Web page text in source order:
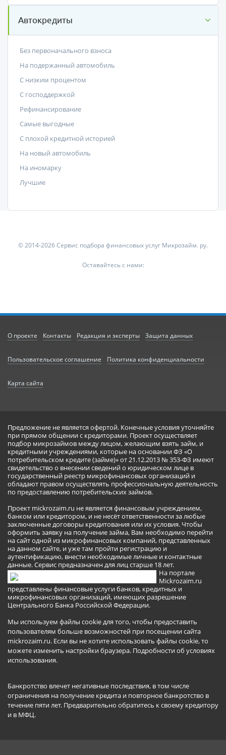
Автокредиты
Без первоначального взноса
На подержанный автомобиль
С низким процентом
C господдержкой
Рефинансирование
Самые выгодные
С плохой кредитной историей
На новый автомобиль
На иномарку
Лучшие
© 2014-2026 Сервис подбора финансовых услуг Микрозайм. ру.
Оставайтесь с нами:
О проекте Контакты Редакция и эксперты Защита данных
Пользовательское соглашение Политика конфиденциальности
Карта сайта
Предложение не является офертой. Конечные условия уточняйте
при прямом общении с кредиторами. Проект осуществляет
подбор микрозаймов между лицом, желающим взять займ, и
кредитными учреждениями, которые на основании ФЗ «О
потребительском кредите (займе)» от 21.12.2013 № 353-ФЗ имеют
свидетельство о внесении сведений о юридическом лице в
государственный реестр микрофинансовых организаций и
обладают правом осуществлять профессиональную деятельность
по предоставлению потребительских займов.
Проект mickrozaim.ru не является финансовым учреждением,
банком или кредитором, и не несёт ответственности за любые
заключенные договоры кредитования или их условия. Чтобы
оформить заявку на получение займа, Вам необходимо перейти
на сайт одной из микрофинансовых компаний, представленных
на данном сайте, и уже там пройти регистрацию и
аутентификацию, внести необходимые личные и контактные
данные. Сервис предназначен для лиц старше 18 лет.
На портале
Mickrozaim.ru
представлены финансовые услуги банков, кредитных и
микрофинансовых организаций, имеющих разрешение
Центрального Банка Российской Федерации.
Мы используем файлы cookie для того, чтобы предоставить
пользователям больше возможностей при посещении сайта
mickrozaim.ru. Если вы не хотите использовать файлы cookie, то
можете изменить настройки браузера. Подробности об условиях
использования.
Банкротство влечет негативные последствия, в том числе
ограничения на получение кредита и повторное банкротство в
течение пяти лет. Предварительно обратитесь к своему кредитору
и в МФЦ.